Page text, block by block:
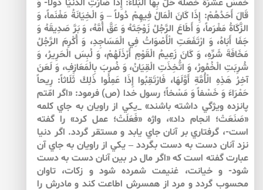
خَمْسَ عَشْرَةَ خَصْلَةً حَلَّ بِهَا الْبَلَاءُ: إِذَا صَارَتِ الدُّنْيَا دُولاً- وَ
قَالَ أَحَدُهُمْ: إِذَا كَانَ الْمَالُ فِيهِمْ دُولاً – وَ الْخِيَانَةُ مَغْنَماً، وَ
الزَّكَاةُ مَغْرَماً، وَ أَطَاعَ الرَّجُلُ زَوْجَتَهُ وَ عَقَّ أُمَّهُ، وَ بَرَّ صَدِيقَهُ وَ
جَفَا أَبَاهُ، وَ ارْتَفَعَتِ الْأَصْوَاتُ فِي الْمَسَاجِدِ، وَ أُكْرِمَ الرَّجُلُ
مَخَافَةَ شَرِّهِ، وَ كَانَ زَعِيمُ الْقَوْمِ أَرْذَلَهُمْ، وَ لُبِسَ الْحَرِيرُ، وَ
شُرِبَتِ الْخُمُورُ، وَ اتُّخِذَتِ الْقِيَانُ، وَ ضُرِبَ بِالْمَعَازِفِ، وَ لَعَنَ‏
آخِرُ هَذِهِ الْأُمَّةِ أَوَّلَهَا، فَارْتَقِبُوا إِذَا عَمِلُوا ذَلِكَ ثَلَاثاً: رِيحاً
حَمْرَاءَ وَ خَسْفاً وَ مَسْخاً؛ رسول خدا (ص) فرمود: «اگر امّتم
پانزده ويژگي داشته باشند» _يكي از راويان به جاي كلمه
«صَنَعَتْ؛ انجام داد»، واژه «فَعَلَتْ؛ عمل كرد» را گفته
است-، گرفتاري بر آنان جاي يابد و مستقر گردد. اگر دنيا
نزد آنان دست به دست بگردد – يكي از راويان به جاي آن
عبارت گفته است كه «اگر مال در بين آنان دست به دست
شود- و خيانت، غنيمت شمرده شود و زكات، تاوان
محسوب گردد و مرد از همسرش اطاعت كند و مادرش را